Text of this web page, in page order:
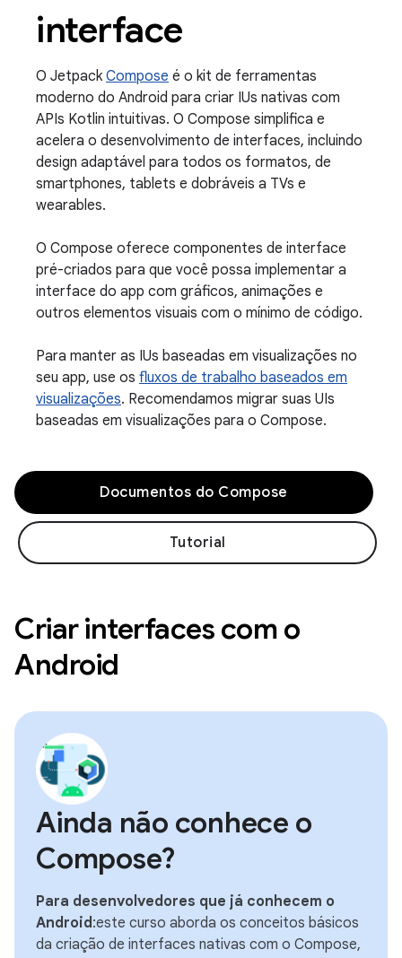
interface
O Jetpack Compose é o kit de ferramentas
moderno do Android para criar IUs nativas com
APIs Kotlin intuitivas. O Compose simplifica e
acelera o desenvolvimento de interfaces, incluindo
design adaptável para todos os formatos, de
smartphones, tablets e dobráveis a TVs e
wearables.
O Compose oferece componentes de interface
pré-criados para que você possa implementar a
interface do app com gráficos, animações e
outros elementos visuais com o mínimo de código.
Para manter as IUs baseadas em visualizações no
seu app, use os fluxos de trabalho baseados em
visualizações. Recomendamos migrar suas UIs
baseadas em visualizações para o Compose.
Documentos do Compose
Tutorial
Criar interfaces com o
Android
Ainda não conhece o
Compose?
Para desenvolvedores que já conhecem o
Android:este curso aborda os conceitos básicos
da criação de interfaces nativas com o Compose,